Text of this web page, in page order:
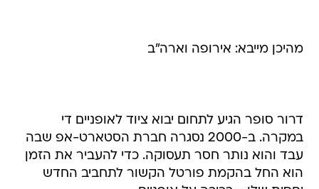
מהיכן מייבא: אירופה וארה"ב
דרור סופר הגיע לתחום יבוא ציוד לאופניים די
במקרה. ב-2000 נסגרה חברת הסטארט-אפ שבה
עבד והוא נותר חסר תעסוקה. כדי להעביר את הזמן
הוא החל בהקמת פורטל הקשור לתחביב החדש